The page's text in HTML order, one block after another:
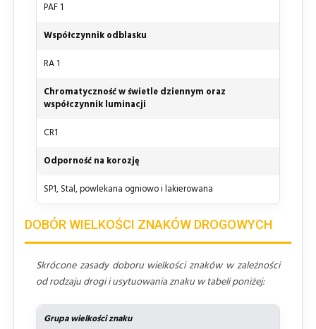
PAF 1
Współczynnik odblasku
RA 1
Chromatyczność w świetle dziennym oraz
współczynnik luminacji
CR1
Odporność na korozję
SP1, Stal, powlekana ogniowo i lakierowana
DOBÓR WIELKOŚCI ZNAKÓW DROGOWYCH
Skrócone zasady doboru wielkości znaków w zależności
od rodzaju drogi i usytuowania znaku w tabeli poniżej:
Grupa wielkości znaku